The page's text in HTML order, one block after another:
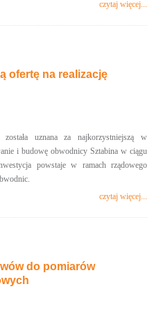
czytaj więcej...
ofertę na realizację
uznana za najkorzystniejszą w
i budowę obwodnicy Sztabina w ciągu
powstaje w ramach rządowego
czytaj więcej...
do pomiarów